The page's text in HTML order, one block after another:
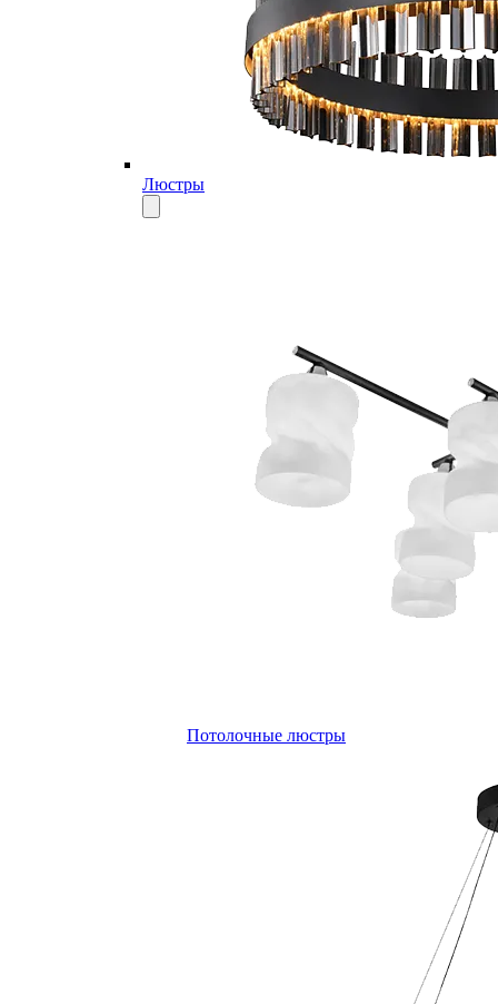
Люстры
Потолочные люстры